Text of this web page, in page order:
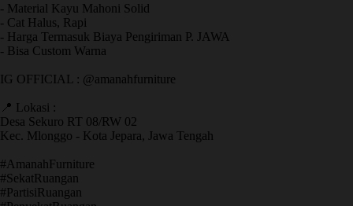
- Material Kayu Mahoni Solid
- Cat Halus, Rapi
- Harga Termasuk Biaya Pengiriman P. JAWA
- Bisa Custom Warna
IG OFFICIAL : @amanahfurniture
📍 Lokasi :
Desa Sekuro RT 08/RW 02
Kec. Mlonggo - Kota Jepara, Jawa Tengah
​#AmanahFurniture
​#SekatRuangan
​#PartisiRuangan